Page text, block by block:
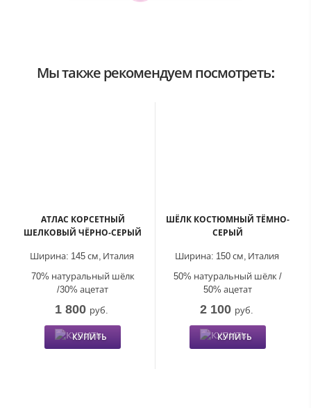
Мы также рекомендуем посмотреть:
АТЛАС КОРСЕТНЫЙ
ШЕЛКОВЫЙ ЧЁРНО-СЕРЫЙ
Италия
Ширина: 145 см,
70% натуральный шёлк
/30% ацетат
1 800 руб.
КУПИТЬ
ШЁЛК КОСТЮМНЫЙ ТЁМНО-
СЕРЫЙ
Италия
Ширина: 150 см,
50% натуральный шёлк /
50% ацетат
2 100 руб.
КУПИТЬ